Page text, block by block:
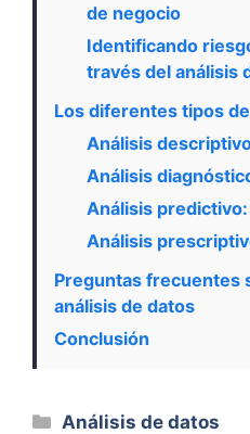
de negocio
Identificando
través del análisis
Los diferentes tipos
Análisis
Análisis
Análisis
Análisis
Preguntas frecuentes
análisis de datos
Conclusión
Categorías
Análisis de datos